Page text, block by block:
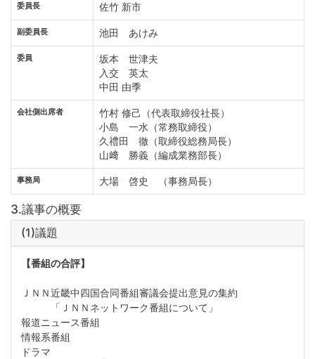
委員長 佐竹 新市
副委員長 池田 あけみ
委員
坂本 世津夫
入交 英太
中田 由季
会社側出席者
竹村 修己（代表取締役社長）
小島 一水（常務取締役）
久禮田 徹（取締役総務局長）
山﨑 勝義（編成業務部長）
事務局 大場 啓史 （事務局長）
3.議事の概要
(1)議題
【番組の合評】
ＪＮＮ近畿中四国合同番組審議会提出意見の集約
「ＪＮＮネットワーク番組について」
報道ニュース番組
情報系番組
ドラマ